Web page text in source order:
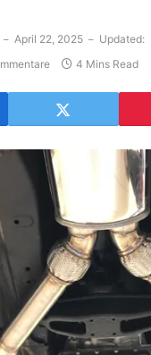
April 22, 2025 Updated:
4 Mins Read